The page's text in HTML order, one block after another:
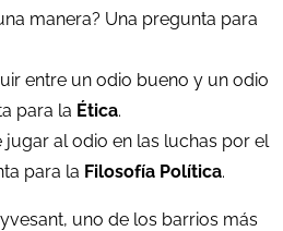
manera? Una pregunta para
entre un odio bueno y un odio
para la Ética.
jugar al odio en las luchas por el
para la Filosofía Política.
uno de los barrios más